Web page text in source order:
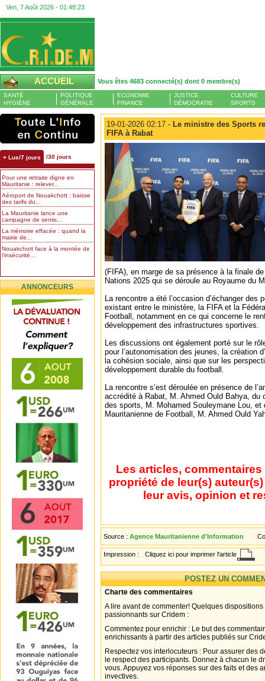
Ven, 7 Août 2026 - 01:48:24
ACCUEIL Vous êtes 4683 connecté(s) dont 0 membre(s)
SANTÉ
HYGIÈNE
POLITIQUE
GÉNÉRALE
ECONOMIE
FINANCE
JUSTICE
DÉMOCRATIE
CULTURE
SPORTS
+ Lus/7 jours /30 jours
Pour une retraite digne en
Mauritanie : relever...
Aéroport de Nouakchott : baisse
des tarifs du...
La Mauritanie lance une
campagne de semis...
La mémoire effacée : quand la
mairie de...
Nouakchott face à la montée de
l’insécurité...
ANNONCEURS
19-01-2026 02:17 - Le ministre des Sports
FIFA à Rabat
(FIFA), en marge de sa présence à la finale
Nations 2025 qui se déroule au Royaume du
La rencontre a été l’occasion d’échanger des
existant entre le ministère, la FIFA et la
Football, notamment en ce qui concerne le
développement des infrastructures sportives.
Les discussions ont également porté sur le
pour l’autonomisation des jeunes, la création
la cohésion sociale, ainsi que sur les
développement durable du football.
La rencontre s’est déroulée en présence de
accrédité à Rabat, M. Ahmed Ould Bahya, du
des sports, M. Mohamed Souleymane Lou, et
Mauritanienne de Football, M. Ahmed Ould
Les articles,
propriété de leur(s)
leur avis, opinion et
Source : Agence Mauritanienne d'Information
Impression : Cliquez ici pour imprimer l'article
POSTEZ UN
Charte des commentaires
A lire avant de commenter! Quelques
passionnants sur Cridem :
Commentez pour enrichir : Le but des
enrichissants à partir des articles publiés sur
Respectez vos interlocuteurs : Pour assurer des
le respect des participants. Donnez à chacun le
vous. Appuyez vos réponses sur des faits et des
invectives.